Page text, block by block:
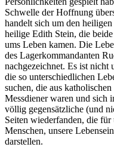
Schwelle der Hoffnung
handelt sich um den
heilige Edith Stein, die
ums Leben kamen. Die
des Lagerkommandanten
nachgezeichnet. Es ist nicht
die so unterschiedlichen
suchen, die aus
Messdiener waren und sich
völlig gegensätzliche (und
Seiten wiederfanden, die
Menschen, unsere
darstellen.